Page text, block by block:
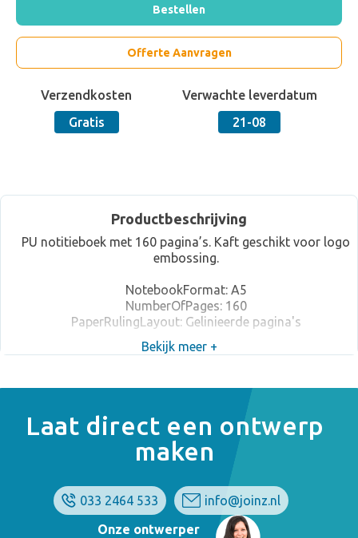
Bestellen
Offerte Aanvragen
Verzendkosten
Gratis
Verwachte leverdatum
21-08
Productbeschrijving
PU notitieboek met 160 pagina’s. Kaft geschikt voor logo
embossing.
NotebookFormat: A5
NumberOfPages: 160
PaperRulingLayout: Gelinieerde pagina's
Bekijk meer +
Laat direct een ontwerp
maken
033 2464 533
info@joinz.nl
Onze ontwerper